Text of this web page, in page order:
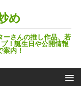
め
ーさんの推し作品、若
！誕生日や公開情報
内！